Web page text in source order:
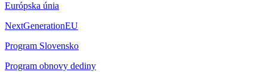
Európska únia
NextGenerationEU
Program Slovensko
Program obnovy dediny